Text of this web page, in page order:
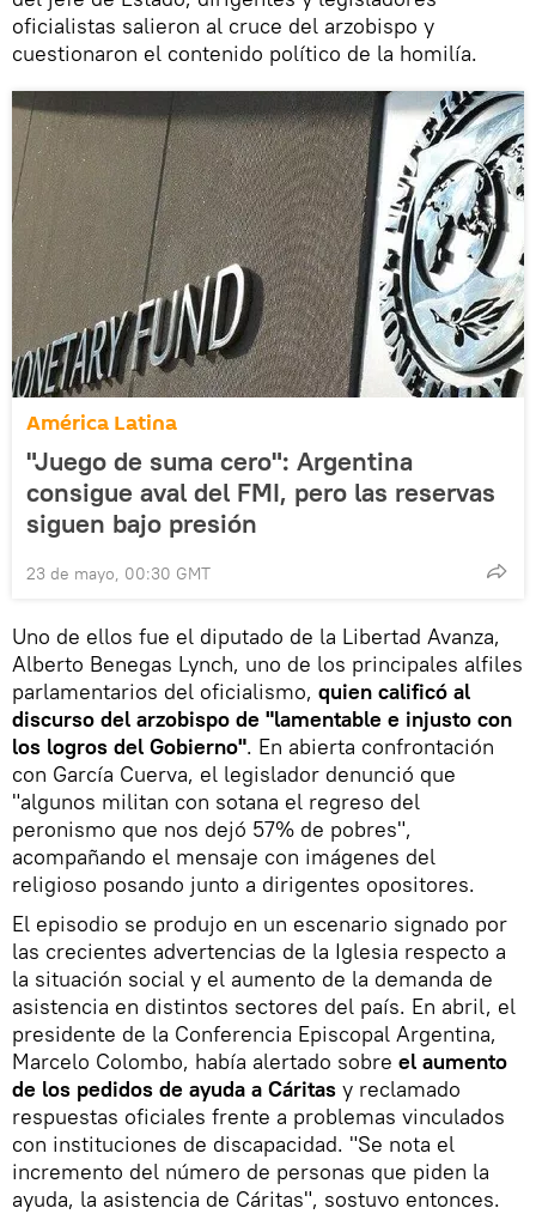
oficialistas salieron al cruce del arzobispo y
cuestionaron el contenido político de la homilía.
América Latina
"Juego de suma cero": Argentina
consigue aval del FMI, pero las reservas
siguen bajo presión
23 de mayo, 00:30 GMT
Uno de ellos fue el diputado de la Libertad Avanza,
Alberto Benegas Lynch, uno de los principales alfiles
parlamentarios del oficialismo, quien calificó al
discurso del arzobispo de "lamentable e injusto con
los logros del Gobierno". En abierta confrontación
con García Cuerva, el legislador denunció que
"algunos militan con sotana el regreso del
peronismo que nos dejó 57% de pobres",
acompañando el mensaje con imágenes del
religioso posando junto a dirigentes opositores.
El episodio se produjo en un escenario signado por
las crecientes advertencias de la Iglesia respecto a
la situación social y el aumento de la demanda de
asistencia en distintos sectores del país. En abril, el
presidente de la Conferencia Episcopal Argentina,
Marcelo Colombo, había alertado sobre el aumento
de los pedidos de ayuda a Cáritas y reclamado
respuestas oficiales frente a problemas vinculados
con instituciones de discapacidad. "Se nota el
incremento del número de personas que piden la
ayuda, la asistencia de Cáritas", sostuvo entonces.